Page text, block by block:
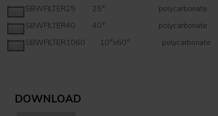
SBWFILTER25 25°
polycarbonate
SBWFILTER40
40°
polycarbonate
SBWFILTER1060
10°x60° polycarbonate
DOWNLOAD